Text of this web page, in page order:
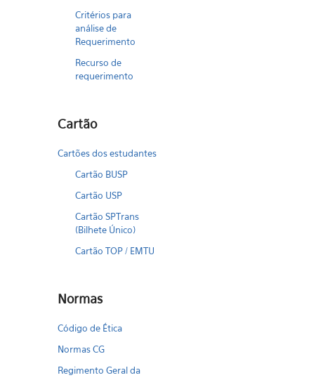
Critérios para
análise de
Requerimento
Recurso de
requerimento
Cartão
Cartões dos estudantes
Cartão BUSP
Cartão USP
Cartão SPTrans
(Bilhete Único)
Cartão TOP / EMTU
Normas
Código de Ética
Normas CG
Regimento Geral da